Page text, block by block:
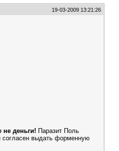
19-03-2009 13:21:26
не деньги! Паразит Поль
согласен выдать форменную